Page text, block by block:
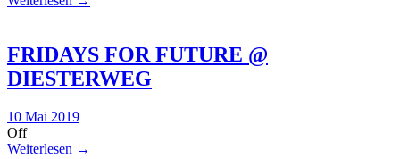
FRIDAYS FOR FUTURE @
DIESTERWEG
10 Mai 2019
Off
Weiterlesen →